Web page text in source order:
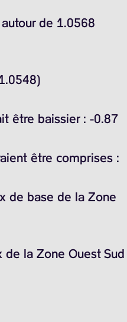
de 1.0568
être baissier : -0.87
être comprises :
de base de la Zone
la Zone Ouest Sud